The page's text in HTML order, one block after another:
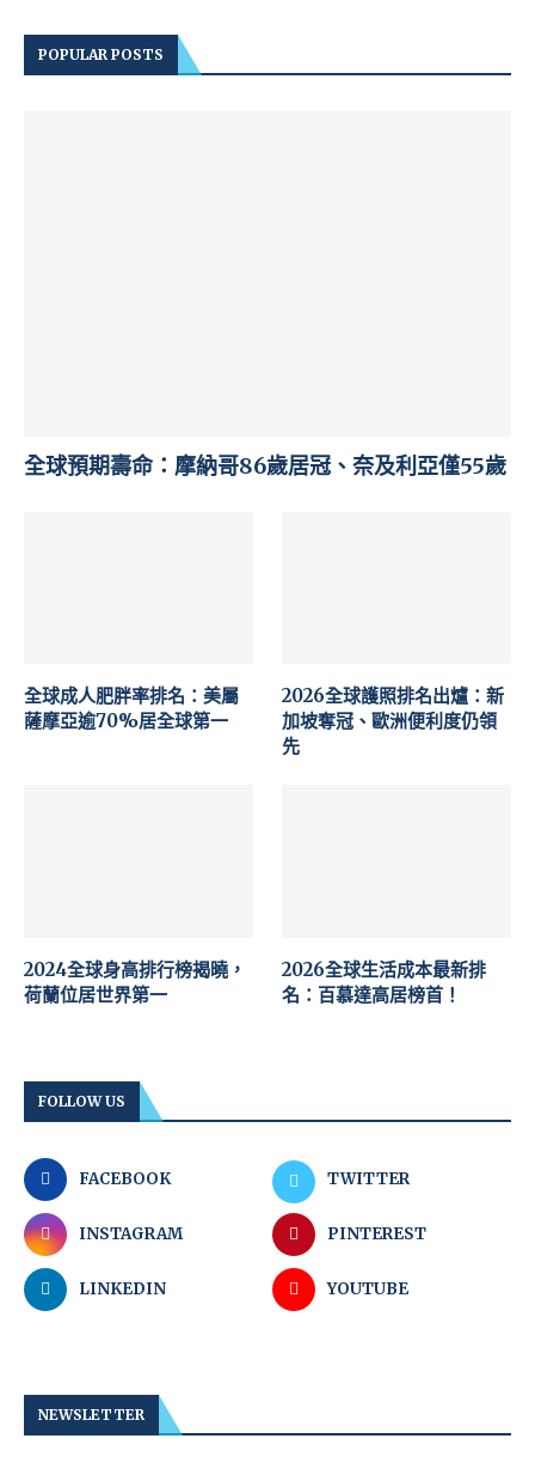
POPULAR POSTS
全球預期壽命：摩納哥86歲居冠、奈及利亞僅55歲
全球成人肥胖率排名：美屬
薩摩亞逾70%居全球第一
2026全球護照排名出爐：新
加坡奪冠、歐洲便利度仍領
先
2024全球身高排行榜揭曉，
荷蘭位居世界第一
2026全球生活成本最新排
名：百慕達高居榜首！
FOLLOW US
FACEBOOK TWITTER
INSTAGRAM PINTEREST
LINKEDIN YOUTUBE
NEWSLETTER